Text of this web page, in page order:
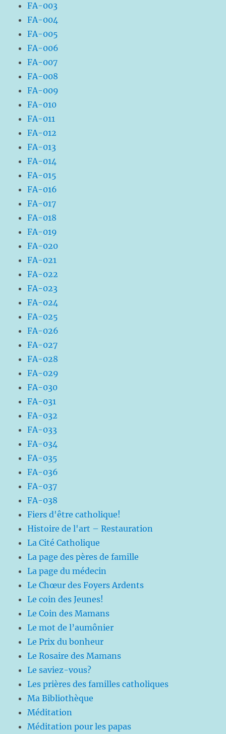
FA-003
FA-004
FA-005
FA-006
FA-007
FA-008
FA-009
FA-010
FA-011
FA-012
FA-013
FA-014
FA-015
FA-016
FA-017
FA-018
FA-019
FA-020
FA-021
FA-022
FA-023
FA-024
FA-025
FA-026
FA-027
FA-028
FA-029
FA-030
FA-031
FA-032
FA-033
FA-034
FA-035
FA-036
FA-037
FA-038
Fiers d'être catholique!
Histoire de l'art – Restauration
La Cité Catholique
La page des pères de famille
La page du médecin
Le Chœur des Foyers Ardents
Le coin des Jeunes!
Le Coin des Mamans
Le mot de l’aumônier
Le Prix du bonheur
Le Rosaire des Mamans
Le saviez-vous?
Les prières des familles catholiques
Ma Bibliothèque
Méditation
Méditation pour les papas